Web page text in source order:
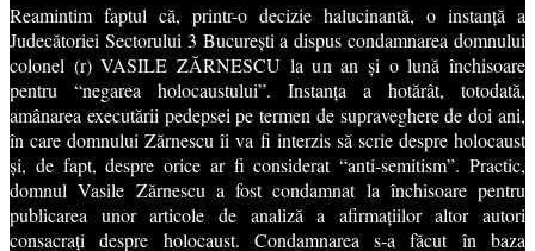
Reamintim faptul că, printr-o decizie halucinantă, o instanță a
Judecătoriei Sectorului 3 București a dispus condamnarea domnului
colonel (r) VASILE ZĂRNESCU la un an și o lună închisoare
pentru “negarea holocaustului”. Instanța a hotărât, totodată,
amânarea executării pedepsei pe termen de supraveghere de doi ani,
în care domnului Zărnescu îi va fi interzis să scrie despre holocaust
și, de fapt, despre orice ar fi considerat “anti-semitism”. Practic,
domnul Vasile Zărnescu a fost condamnat la închisoare pentru
publicarea unor articole de analiză a afirmațiilor altor autori
consacrați despre holocaust. Condamnarea s-a făcut în baza